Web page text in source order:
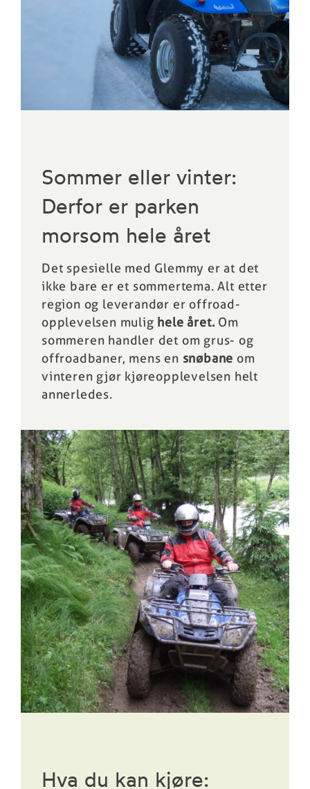
Sommer eller vinter:
Derfor er parken
morsom hele året
Det spesielle med Glemmy er at det
ikke bare er et sommertema. Alt etter
region og leverandør er offroad-
opplevelsen mulig hele året. Om
sommeren handler det om grus- og
offroadbaner, mens en snøbane om
vinteren gjør kjøreopplevelsen helt
annerledes.
Hva du kan kjøre: